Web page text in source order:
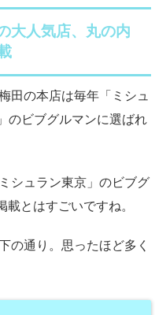
大人気店、丸の内
田の本店は毎年「ミシュ
のビブグルマンに選ばれ
シュラン東京」のビブグ
とはすごいですね。
の通り。思ったほど多く